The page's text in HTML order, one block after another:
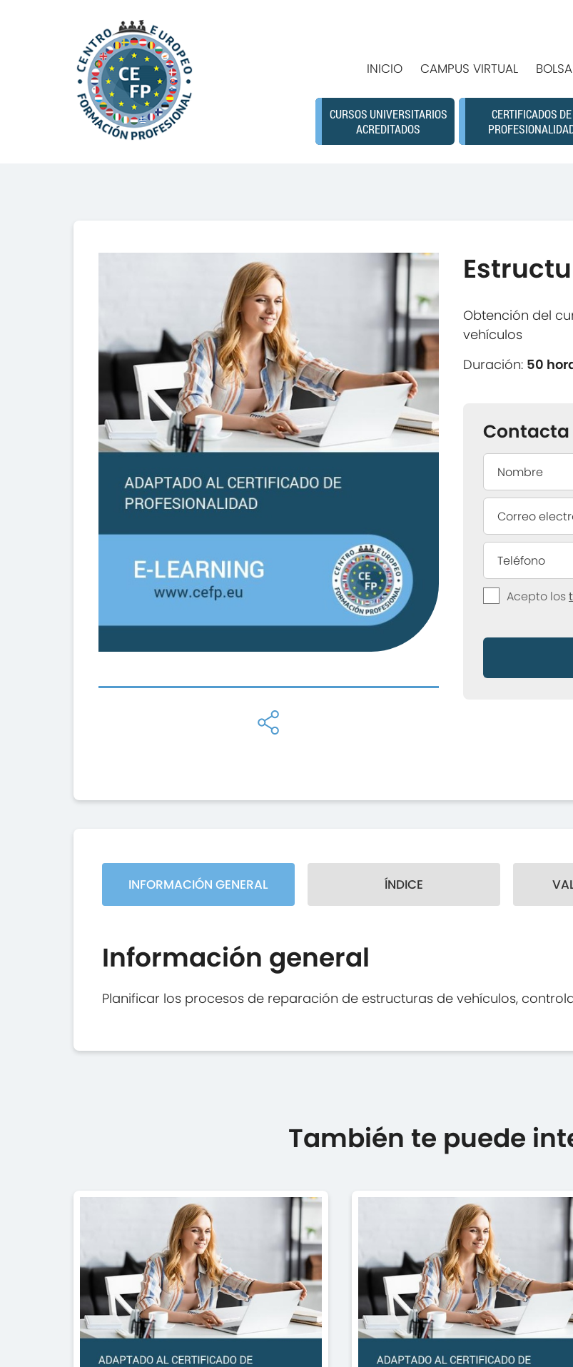
INICIO CAMPUS VIRTUAL
CURSOS UNIVERSITARIOS
ACREDITADOS
CERTIFICADOS DE
Obtención del
vehículos
Duración: 50
Acepto los
INFORMACIÓN GENERAL ÍNDICE
Información general
Planificar los procesos de reparación de estructuras de vehículos,
También te puede